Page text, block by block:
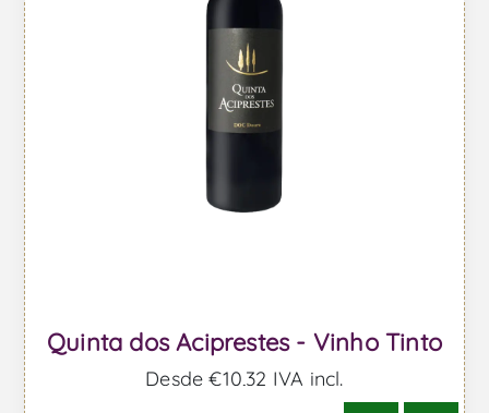
Quinta dos Aciprestes - Vinho Tinto
Desde €10,32 IVA incl.